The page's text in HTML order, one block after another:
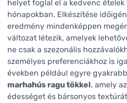
helyet foglal el a kedvenc
hónapokban. Elkészítése
eredmény mindenképpen
változat létezik, amelyek
ne csak a szezonális
személyes preferenciákhoz is
években például egyre
marhahús ragu tökkel, amely
édességet és bársonyos